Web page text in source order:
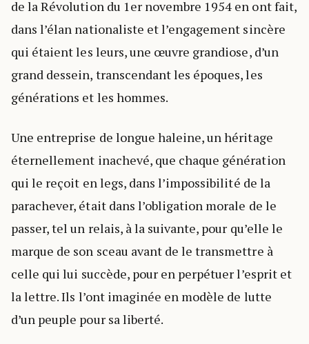
de la Révolution du 1er novembre 1954 en ont fait,
dans l’élan nationaliste et l’engagement sincère
qui étaient les leurs, une œuvre grandiose, d’un
grand dessein, transcendant les époques, les
générations et les hommes.
Une entreprise de longue haleine, un héritage
éternellement inachevé, que chaque génération
qui le reçoit en legs, dans l’impossibilité de la
parachever, était dans l’obligation morale de le
passer, tel un relais, à la suivante, pour qu’elle le
marque de son sceau avant de le transmettre à
celle qui lui succède, pour en perpétuer l’esprit et
la lettre. Ils l’ont imaginée en modèle de lutte
d’un peuple pour sa liberté.